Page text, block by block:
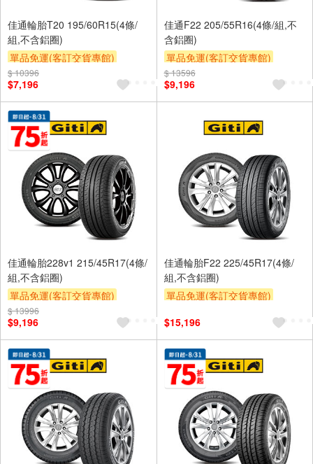
佳通輪胎T20 195/60R15(4條/
組,不含鋁圈)
單品免運(客訂交貨專館)
$ 10396
$7,196
佳通F22 205/55R16(4條/組,不
含鋁圈)
單品免運(客訂交貨專館)
$ 13596
$9,196
佳通輪胎228v1 215/45R17(4條/
組,不含鋁圈)
單品免運(客訂交貨專館)
$ 13996
$9,196
佳通輪胎F22 225/45R17(4條/
組,不含鋁圈)
單品免運(客訂交貨專館)
$15,196